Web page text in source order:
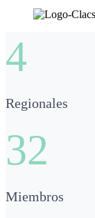
4
Regionales
32
Miembros